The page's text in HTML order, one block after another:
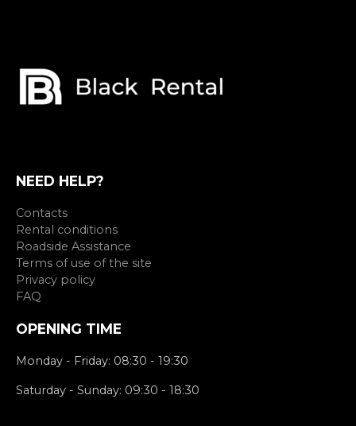
NEED HELP?
Contacts
Rental conditions
Roadside Assistance
Terms of use of the site
Privacy policy
FAQ
OPENING TIME
Monday - Friday: 08:30 - 19:30
Saturday - Sunday: 09:30 - 18:30